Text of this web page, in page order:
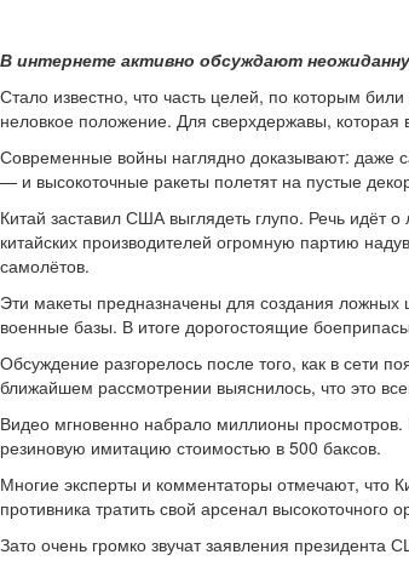
В интернете активно обсуждают
Стало известно, что часть целей, по которым
неловкое положение. Для сверхдержавы, которая
Современные войны наглядно доказывают: даже
— и высокоточные ракеты полетят на пустые
Китай заставил США выглядеть глупо. Речь
китайских производителей огромную партию
самолётов.
Эти макеты предназначены для создания
военные базы. В итоге дорогостоящие
Обсуждение разгорелось после того, как в сети
ближайшем рассмотрении выяснилось, что это
Видео мгновенно набрало миллионы просмотров.
резиновую имитацию стоимостью в 500 баксов.
Многие эксперты и комментаторы отмечают, что
противника тратить свой арсенал
Зато очень громко звучат заявления